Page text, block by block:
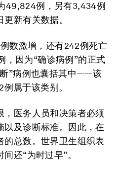
49,824例，另有3,434例
新有关数据。
数激增，还有242例死亡
，因为“确诊病例”的正式
”病例也囊括其中——该
属于该类别。
，医务人员和决策者必须
以及诊断标准。因此，在
的总数。世界卫生组织表
还“为时过早”。